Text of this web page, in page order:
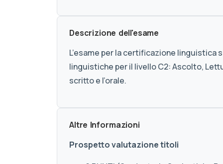
Descrizione dell'esame
L’esame per la certificazione linguistica
linguistiche per il livello C2: Ascolto,
scritto e l’orale.
Altre Informazioni
Prospetto valutazione titoli